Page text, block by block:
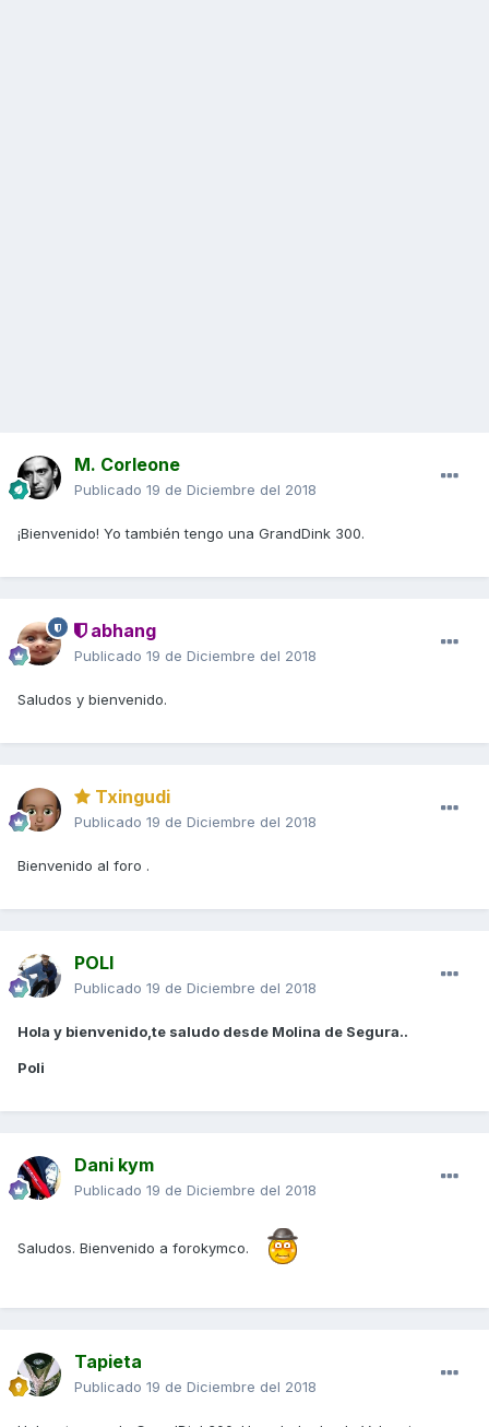
M. Corleone
Publicado 19 de Diciembre del 2018
¡Bienvenido! Yo también tengo una GrandDink 300.
abhang
Publicado 19 de Diciembre del 2018
Saludos y bienvenido.
Txingudi
Publicado 19 de Diciembre del 2018
Bienvenido al foro .
POLI
Publicado 19 de Diciembre del 2018
Hola y bienvenido,te saludo desde Molina de Segura..
Poli
Dani kym
Publicado 19 de Diciembre del 2018
Saludos. Bienvenido a forokymco.
Tapieta
Publicado 19 de Diciembre del 2018